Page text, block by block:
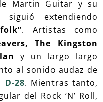
Martin Guitar y su
siguió extendiendo
. Artistas como
The Kingston
y un largo largo
al sonido audaz de
28. Mientras tanto,
del Rock ‘N’ Roll,